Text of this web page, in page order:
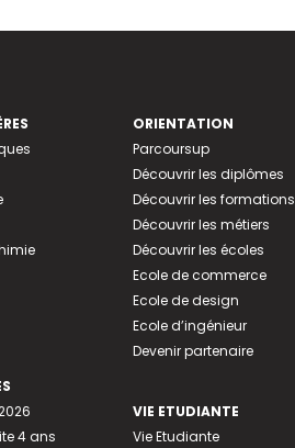
4 ans
ORIENTATION
Parcoursup
Découvrir les diplômes
Découvrir les formations
Découvrir les métiers
Découvrir les écoles
Ecole de commerce
Ecole de design
Ecole d’ingénieur
Devenir partenaire
VIE ETUDIANTE
Vie Etudiante